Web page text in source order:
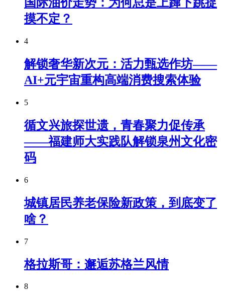
国际油价走势：为何总是上蹿下跳捉
摸不定？
4
解锁奢华新次元：活力甄选作坊——
AI+元宇宙重构高端消费搜索体验
5
循文兴旅探世遗，青春聚力促传承
——福建师大实践队解锁泉州文化密
码
6
城镇居民养老保险新政策，到底变了
啥？
7
格拉斯哥：邂逅苏格兰风情
8